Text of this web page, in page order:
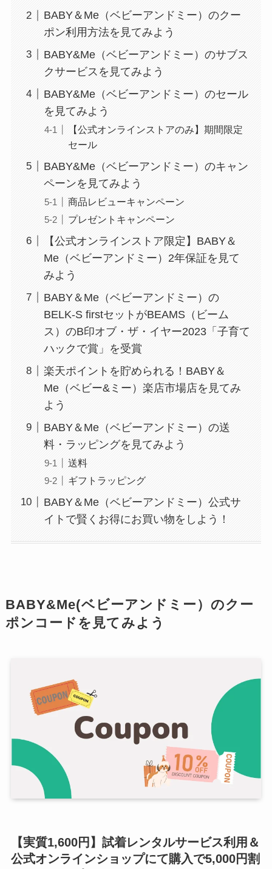
BABY＆Me（ベビーアンドミー）のクー
ポン利用方法を見てみよう
BABY&Me（ベビーアンドミー）のサブス
クサービスを見てみよう
BABY&Me（ベビーアンドミー）のセール
を見てみよう
【公式オンラインストアのみ】期間限定
セール
BABY&Me（ベビーアンドミー）のキャン
ペーンを見てみよう
商品レビューキャンペーン
プレゼントキャンペーン
【公式オンラインストア限定】BABY＆
Me（ベビーアンドミー）2年保証を見て
みよう
BABY＆Me（ベビーアンドミー）の
BELK-S firstセットがBEAMS（ビーム
ス）のB印オブ・ザ・イヤー2023「子育て
ハックで賞」を受賞
楽天ポイントを貯められる！BABY＆
Me（ベビー&ミー）楽店市場店を見てみ
よう
BABY＆Me（ベビーアンドミー）の送
料・ラッピングを見てみよう
送料
ギフトラッピング
BABY＆Me（ベビーアンドミー）公式サ
イトで賢くお得にお買い物をしよう！
BABY&Me(ベビーアンドミー）のクー
ポンコードを見てみよう
【実質1,600円】 試着レンタルサービス利用＆
公式オンラインショップにて購入で5,000円割